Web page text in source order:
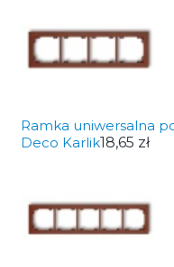
Ramka uniwersalna
Deco Karlik18,65 zł